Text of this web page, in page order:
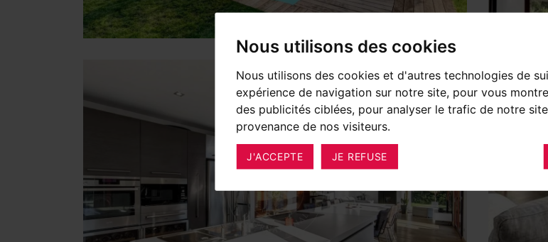
Nous utilisons des cookies
Nous utilisons des cookies et d'autres technologies de
expérience de navigation sur notre site, pour vous
des publicités ciblées, pour analyser le trafic de notre
provenance de nos visiteurs.
J'ACCEPTE JE REFUSE